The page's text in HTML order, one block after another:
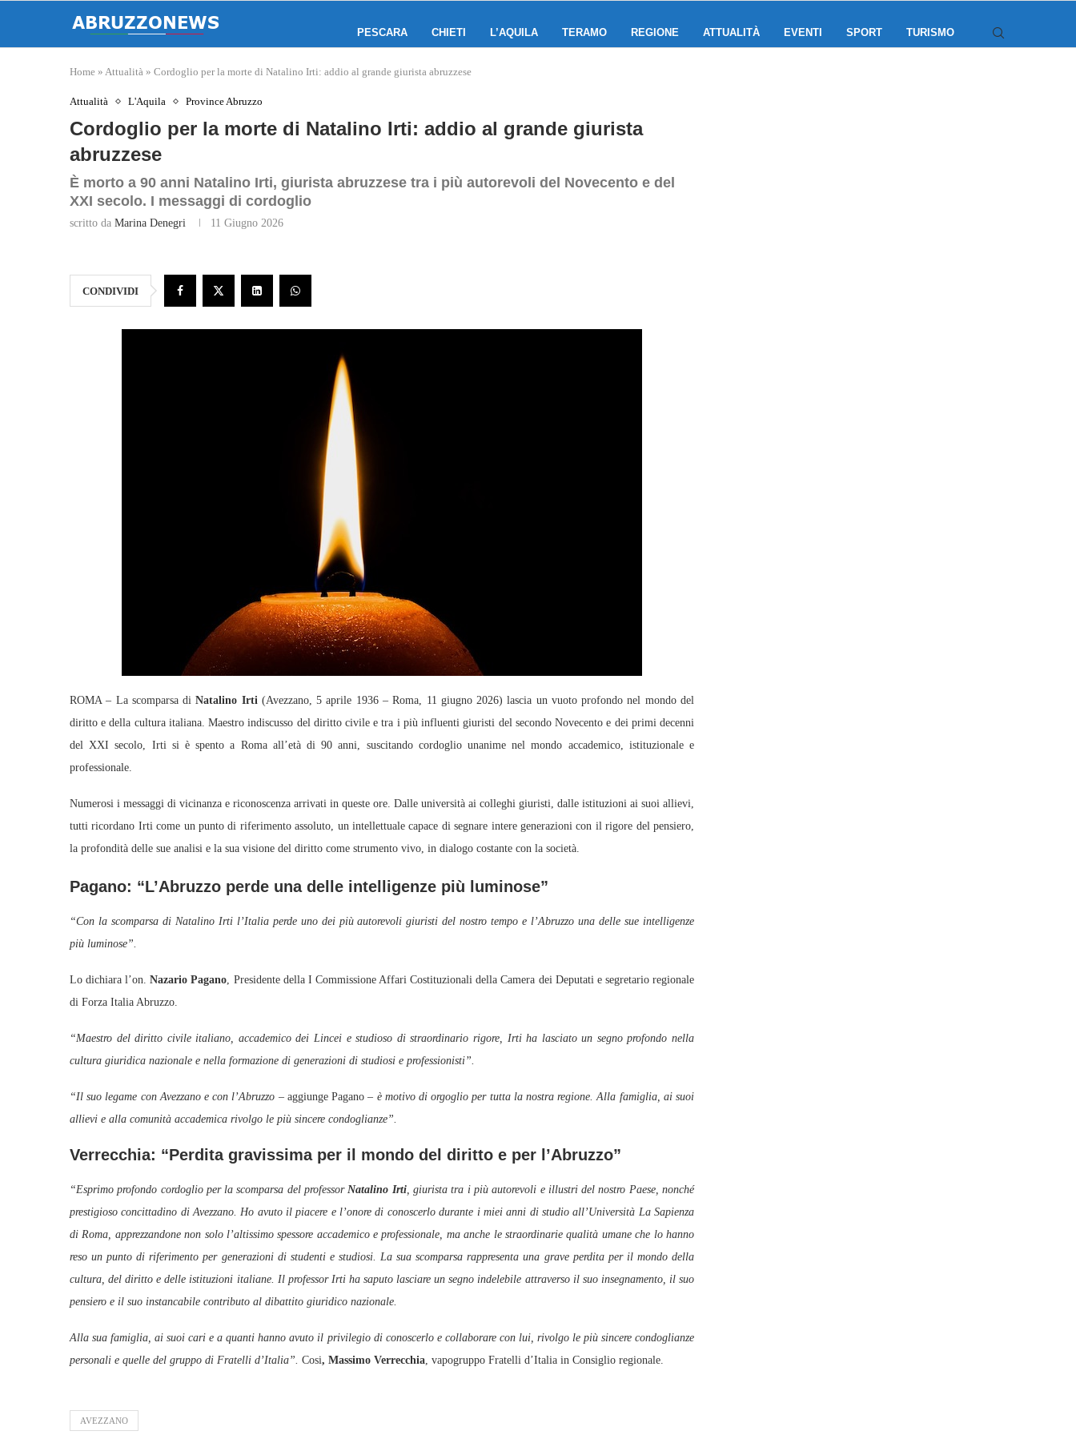
PESCARA CHIETI L’AQUILA TERAMO REGIONE ATTUALITÀ EVENTI SPORT TURISMO
Home » Attualità » Cordoglio per la morte di Natalino Irti: addio al grande giurista abruzzese
Attualità L'Aquila Province Abruzzo
Cordoglio per la morte di Natalino Irti: addio al grande giurista
abruzzese
È morto a 90 anni Natalino Irti, giurista abruzzese tra i più autorevoli del Novecento e del
XXI secolo. I messaggi di cordoglio
scritto da Marina Denegri 11 Giugno 2026
CONDIVIDI
ROMA – La scomparsa diNatalino Irti(Avezzano, 5 aprile 1936 – Roma, 11 giugno 2026) lascia un vuoto profondo nel mondo del
diritto e della cultura italiana. Maestro indiscusso del diritto civile e tra i più influenti giuristi del secondo Novecento e dei primi decenni
del XXI secolo, Irti si è spento a Roma all’età di 90 anni, suscitando cordoglio unanime nel mondo accademico, istituzionale e
professionale.
Numerosi i messaggi di vicinanza e riconoscenza arrivati in queste ore. Dalle università ai colleghi giuristi, dalle istituzioni ai suoi allievi,
tutti ricordano Irti come un punto di riferimento assoluto, un intellettuale capace di segnare intere generazioni con il rigore del pensiero,
la profondità delle sue analisi e la sua visione del diritto come strumento vivo, in dialogo costante con la società.
Pagano: “L’Abruzzo perde una delle intelligenze più luminose”
“Con la scomparsa di Natalino Irti l’Italia perde uno dei più autorevoli giuristi del nostro tempo e l’Abruzzo una delle sue intelligenze
più luminose”.
Lo dichiara l’on.Nazario Pagano, Presidente della I Commissione Affari Costituzionali della Camera dei Deputati e segretario regionale
di Forza Italia Abruzzo.
“Maestro del diritto civile italiano, accademico dei Lincei e studioso di straordinario rigore, Irti ha lasciato un segno profondo nella
cultura giuridica nazionale e nella formazione di generazioni di studiosi e professionisti”.
“Il suo legame con Avezzano e con l’Abruzzo – aggiunge Pagano – è motivo di orgoglio per tutta la nostra regione. Alla famiglia, ai suoi
allievi e alla comunità accademica rivolgo le più sincere condoglianze”.
Verrecchia: “Perdita gravissima per il mondo del diritto e per l’Abruzzo”
“Esprimo profondo cordoglio per la scomparsa del professorNatalino Irti, giurista tra i più autorevoli e illustri del nostro Paese, nonché
prestigioso concittadino di Avezzano. Ho avuto il piacere e l’onore di conoscerlo durante i miei anni di studio all’Università La Sapienza
di Roma, apprezzandone non solo l’altissimo spessore accademico e professionale, ma anche le straordinarie qualità umane che lo hanno
reso un punto di riferimento per generazioni di studenti e studiosi. La sua scomparsa rappresenta una grave perdita per il mondo della
cultura, del diritto e delle istituzioni italiane. Il professor Irti ha saputo lasciare un segno indelebile attraverso il suo insegnamento, il suo
pensiero e il suo instancabile contributo al dibattito giuridico nazionale.
Alla sua famiglia, ai suoi cari e a quanti hanno avuto il privilegio di conoscerlo e collaborare con lui, rivolgo le più sincere condoglianze
personali e quelle del gruppo di Fratelli d’Italia”. Cosi, Massimo Verrecchia, vapogruppo Fratelli d’Italia in Consiglio regionale.
AVEZZANO